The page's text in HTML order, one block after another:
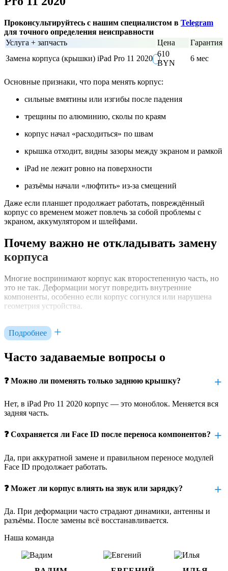
Проконсультируйтесь с нашим специалистом в Telegram
для точного определения неисправности
Услуга + запчасть
Цена
Гарантия
Замена корпуса (крышки) iPad Pro 11 2020
610
BYN
6 мес
Основные признаки, что пора менять корпус:
сильные вмятины или изгибы после падения
трещины по алюминию, сколы по краям
корпус начал «расходиться» по швам
крышка отходит, видны зазоры между экраном и рамкой
iPad не лежит ровно на поверхности
разъёмы начали «люфтить» из-за смещений
Даже если планшет продолжает работать, повреждённый
корпус со временем может повлечь за собой проблемы с
экраном, аккумулятором и шлейфами.
Почему важно не откладывать замену
корпуса
Многие воспринимают корпус как второстепенную часть, но
это не так. Деформации могут повредить внутренние
компоненты, особенно если корпус согнулся или нарушена
геометрия устройства.
корпусом:
плату
экран может отклеиться или треснуть из-за давления
влага
Face ID или камера могут перестать работать корректно
Если вы планируете долго пользоваться устройством или
готовите его к продаже — замена корпуса вернёт не только
внешний вид, но и функциональность.
Как проходит замена корпуса iPad Pro
11 2020
которую интегрированы элементы крепления дисплея,
полной разборки устройства с переносом всех внутренних
модулей.
Подробнее
Часто задаваемые вопросы о
❓ Можно ли поменять только заднюю крышку?
Нет, в iPad Pro 11 2020 корпус — это моноблок. Меняется вся
задняя часть.
❓ Сохраняется ли Face ID после переноса компонентов?
Да, при аккуратной замене и правильном переносе модулей
Face ID продолжает работать.
❓ Может ли корпус влиять на звук или зарядку?
Да. При деформации часто страдают динамики, антенны и
разъёмы. После замены всё восстанавливается.
Наша команда